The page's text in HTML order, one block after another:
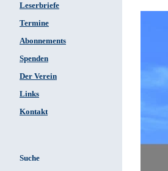
Leserbriefe
Termine
Abonnements
Spenden
Der Verein
Links
Kontakt
Suche